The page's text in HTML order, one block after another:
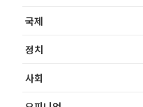
국제
정치
사회